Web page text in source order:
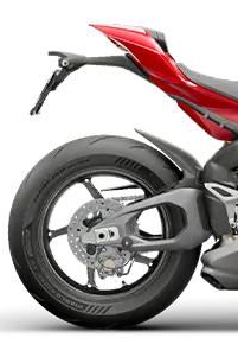
Monster +
111 hp Výkon
91,1 Nm Krútiaci moment
175 kg Váha bez benzínu